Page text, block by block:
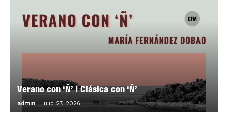
Verano con ‘Ñ’ | Clásica con ‘Ñ’
admin - julio 27, 2026 0